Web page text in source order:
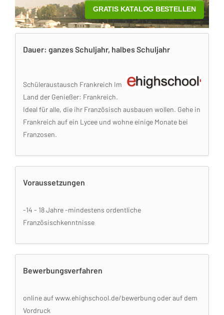
Dauer: ganzes Schuljahr, halbes Schuljahr
Schüleraustausch Frankreich Im
Land der Genießer: Frankreich.
Ideal für alle, die ihr Französisch ausbauen wollen. Gehe in
Frankreich auf ein Lycee und wohne einige Monate bei
Franzosen.
Voraussetzungen
-14 - 18 Jahre -mindestens ordentliche
Französischkenntnisse
Bewerbungsverfahren
online auf www.ehighschool.de/bewerbung oder auf dem
Vordruck